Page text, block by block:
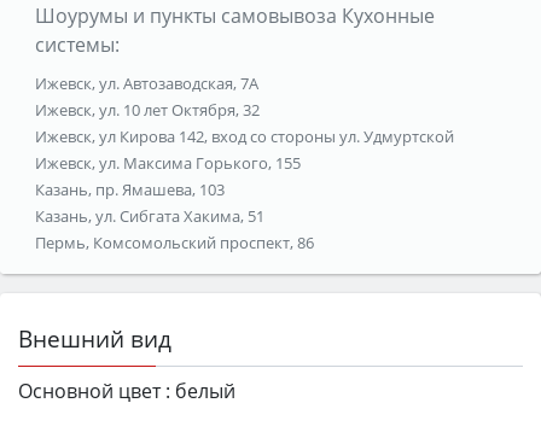
Шоурумы и пункты самовывоза Кухонные
системы:
Ижевск, ул. Автозаводская, 7А
Ижевск, ул. 10 лет Октября, 32
Ижевск, ул Кирова 142, вход со стороны ул. Удмуртской
Ижевск, ул. Максима Горького, 155
Казань, пр. Ямашева, 103
Казань, ул. Сибгата Хакима, 51
Пермь, Комсомольский проспект, 86
Внешний вид
Основной цвет : белый